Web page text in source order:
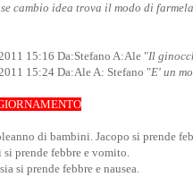
cambio idea trova il modo di
15:16 Da:Stefano A:Ale "Il
15:24 Da:Ale A: Stefano "E' un
di bambini. Jacopo si prende
prende febbre e vomito.
si prende febbre e nausea.